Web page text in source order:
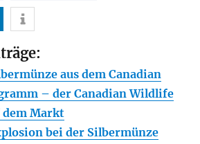
aus dem Canadian
– der Canadian Wildlife
dem Markt
bei der Silbermünze